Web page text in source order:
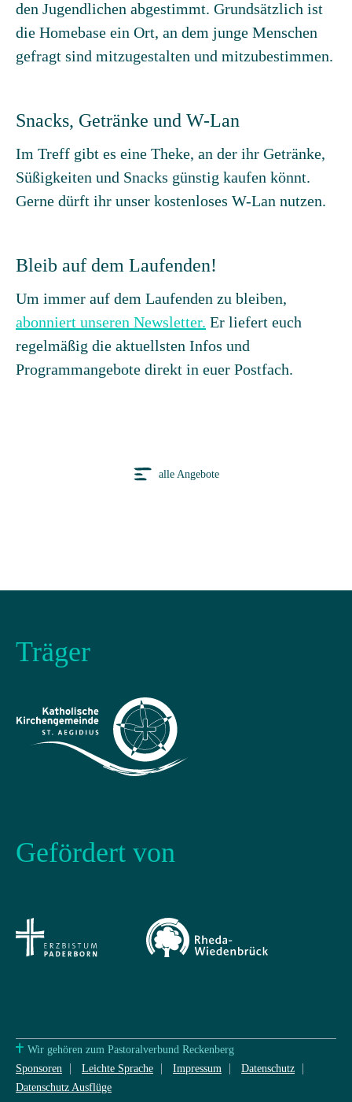
den Jugendlichen abgestimmt. Grundsätzlich ist
die Homebase ein Ort, an dem junge Menschen
gefragt sind mitzugestalten und mitzubestimmen.
Snacks, Getränke und W-Lan
Im Treff gibt es eine Theke, an der ihr Getränke,
Süßigkeiten und Snacks günstig kaufen könnt.
Gerne dürft ihr unser kostenloses W-Lan nutzen.
Bleib auf dem Laufenden!
Um immer auf dem Laufenden zu bleiben,
abonniert unseren Newsletter. Er liefert euch
regelmäßig die aktuellsten Infos und
Programmangebote direkt in euer Postfach.
alle Angebote
Träger
Gefördert von
Wir gehören zum Pastoralverbund Reckenberg
Sponsoren
Leichte Sprache Impressum
Datenschutz
Datenschutz Ausflüge